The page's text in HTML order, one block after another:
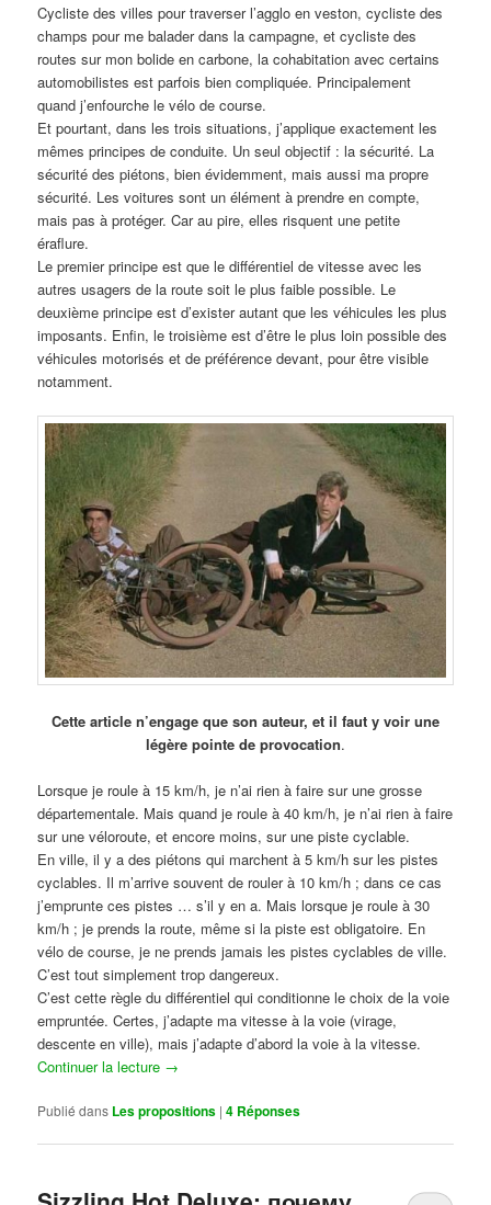
Cycliste des villes pour traverser l’agglo en veston, cycliste des
champs pour me balader dans la campagne, et cycliste des
routes sur mon bolide en carbone, la cohabitation avec certains
automobilistes est parfois bien compliquée. Principalement
quand j’enfourche le vélo de course.
Et pourtant, dans les trois situations, j’applique exactement les
mêmes principes de conduite. Un seul objectif : la sécurité. La
sécurité des piétons, bien évidemment, mais aussi ma propre
sécurité. Les voitures sont un élément à prendre en compte,
mais pas à protéger. Car au pire, elles risquent une petite
éraflure.
Le premier principe est que le différentiel de vitesse avec les
autres usagers de la route soit le plus faible possible. Le
deuxième principe est d’exister autant que les véhicules les plus
imposants. Enfin, le troisième est d’être le plus loin possible des
véhicules motorisés et de préférence devant, pour être visible
notamment.
Cette article n’engage que son auteur, et il faut y voir une
légère pointe de provocation.
Lorsque je roule à 15 km/h, je n’ai rien à faire sur une grosse
départementale. Mais quand je roule à 40 km/h, je n’ai rien à faire
sur une véloroute, et encore moins, sur une piste cyclable.
En ville, il y a des piétons qui marchent à 5 km/h sur les pistes
cyclables. Il m’arrive souvent de rouler à 10 km/h ; dans ce cas
j’emprunte ces pistes … s’il y en a. Mais lorsque je roule à 30
km/h ; je prends la route, même si la piste est obligatoire. En
vélo de course, je ne prends jamais les pistes cyclables de ville.
C’est tout simplement trop dangereux.
C’est cette règle du différentiel qui conditionne le choix de la voie
empruntée. Certes, j’adapte ma vitesse à la voie (virage,
descente en ville), mais j’adapte d’abord la voie à la vitesse.
Continuer la lecture →
Publié dans Les propositions |4 Réponses